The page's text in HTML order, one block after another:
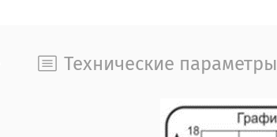
Технические параметры